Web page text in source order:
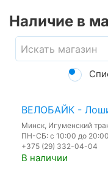
Наличие в
ВЕЛОБАЙК -
Минск, Игуменский
ПН-СБ: с 10:00 до
+375 (29) 332-04-04
В наличии